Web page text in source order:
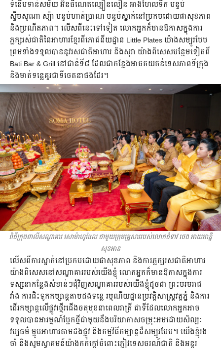
ទំនើបទាន់សម័យ អ៊ីនធឹណេតល្បឿនលឿន អាងហែលទឹក បន្ទប់
ស្ទីមសូណា ស្ប៉ា បន្ទប់ហាត់ប្រាណ បន្ទប់ស្នាក់នៅប្រកបដោយផាសុខភាព
និងប្រណីតភាព។ លើសពីនេះទៅទៀត លោកអ្នកក៏មានឱកាសក្នុងការ
ភ្លក្សរស់ជាតិនៃអាហារខ្មែរពីភោជនីយដ្ឋាន Little Plates យ៉ាងសម្បូរបែប
ព្រមទាំងទទួលបាននូវរសជាតិអាហារ និងសុរា យ៉ាងពិសេសបន្ថែមទៀតពី
Bati Bar & Grill នៅជាន់ទី៨ ដែលជាកន្លែងអាចគយគន់ទេសភាពទីក្រុង
និងមាត់ទន្លេគួរជាទីចេតនាផងដែរ។
ពិធីក្រុងពាលីសណ្ឋាគារ សោម៉ាហូធែល ជាមួយក្រុមគ្រួសាររបស់លោកជំទាវ ថេង អាយអាន្នី
សុខអាន
លើសពីការស្នាក់នៅប្រកបដោយផាសុខភាព និងការភ្លក្សរសជាតិអាហារ
យ៉ាងពិសេសនៅសណ្ឋាគាររបស់យើងខ្ញុំ លោកអ្នកក៏មានឱកាសក្នុងការ
ទស្សនាកន្លែងសំខាន់ៗជុំវិញសណ្ឋាគាររបស់យើងខ្ញុំដូចជា ព្រះបរមរាជ
វាំង ការជិះទូកកម្សាន្តតាមដងទន្លេ រម្មណីយដ្ឋានប្រវត្តិសាស្រ្តវត្តភ្នំ និងការ
ដើរកម្សាន្តលើផ្លូវថ្មើរជើងចតុមុខនាពេលរាត្រី ជាទីដែលលោកអ្នកអាច
ទទួលបានអារម្មណ៍ប្លែកថ្មីជាមួយនឹងបរិយាកាសចម្រុះអមដោយសិល្បៈ
វប្បធម៌ ម្ហូបអាហារតាមដងផ្លូវ និងកម្មវិធីកម្សាន្តដ៏សម្បូរបែប។ យើងខ្ញុំរង
ចាំ និងសូមស្វាគមន៍យ៉ាងកក់ក្ដៅចំពោះភ្ញៀវទេសចរណ៍ជាតិ និងអន្តរ